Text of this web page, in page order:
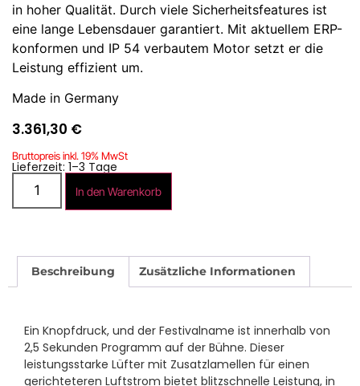
in hoher Qualität. Durch viele Sicherheitsfeatures ist
eine lange Lebensdauer garantiert. Mit aktuellem ERP-
konformen und IP 54 verbautem Motor setzt er die
Leistung effizient um.
Made in Germany
3.361,30 €
Bruttopreis inkl. 19% MwSt
Lieferzeit: 1–3 Tage
In den Warenkorb
Beschreibung Zusätzliche Informationen
Ein Knopfdruck, und der Festivalname ist innerhalb von
2,5 Sekunden Programm auf der Bühne. Dieser
leistungsstarke Lüfter mit Zusatzlamellen für einen
gerichteteren Luftstrom bietet blitzschnelle Leistung, in